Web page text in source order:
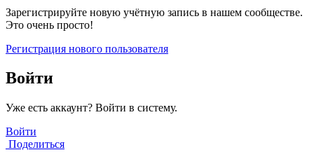
Зарегистрируйте новую учётную запись в нашем сообществе.
Это очень просто!
Регистрация нового пользователя
Войти
Уже есть аккаунт? Войти в систему.
Войти
Поделиться